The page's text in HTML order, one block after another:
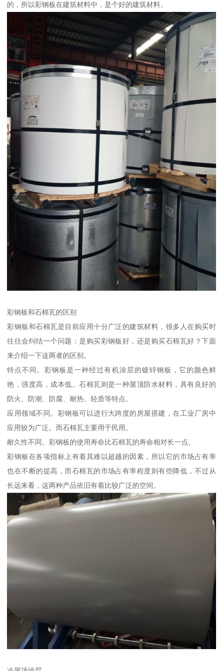
的，所以彩钢板在建筑材料中，是个好的建筑材料。
彩钢板和石棉瓦的区别
彩钢板和石棉瓦是目前应用十分广泛的建筑材料，很多人在购买时
往往会纠结一个问题：是购买彩钢板好，还是购买石棉瓦好？下面
来介绍一下这两者的区别。
特点不同。彩钢板是一种经过有机涂层的镀锌钢板，它的颜色鲜
艳，强度高，成本低。石棉瓦则是一种屋顶防水材料，具有良好的
防火、防潮、防腐、耐热、轻质等特点。
应用领域不同。彩钢板可以进行大跨度的房屋搭建，在工业厂房中
应用较为广泛。而石棉瓦主要用于民用。
耐久性不同。彩钢板的使用寿命比石棉瓦的寿命相对长一点。
彩钢板在各项指标上有着其难以超越的因素，所以它的市场占有率
也在不断的提高，而石棉瓦的市场占有率程度则有些降低，不过从
长远来看，这两种产品依旧有着比较广泛的空间。